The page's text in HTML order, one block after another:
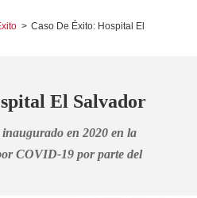
> Caso De Éxito: Hospital El
El Salvador
en 2020 en la
COVID-19 por parte del